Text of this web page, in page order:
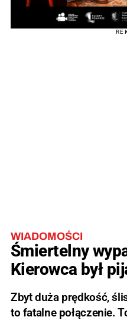
WIADOMOŚCI
Śmiertelny
Kierowca był
Zbyt duża prędkość,
to fatalne połączenie.